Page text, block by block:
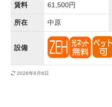
賃料 61,500円
所在 中原
設備
2026年8月6日